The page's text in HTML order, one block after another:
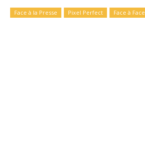
Face à la Presse Pixel Perfect Face à Face